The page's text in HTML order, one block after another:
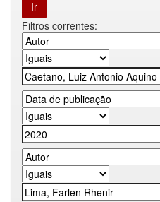
Filtros correntes: